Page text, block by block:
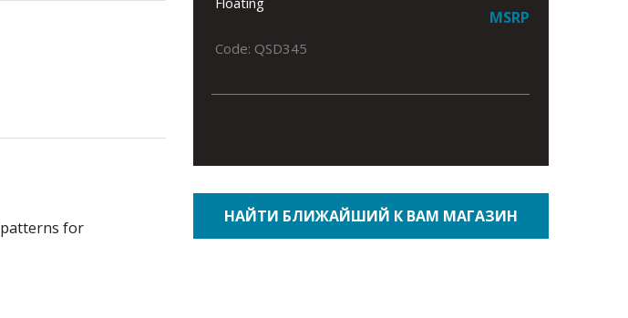
patterns for
MSRP
Code: QSD345
НАЙТИ БЛИЖАЙШИЙ К ВАМ МАГАЗИН